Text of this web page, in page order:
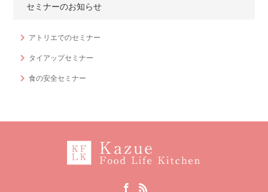
セミナーのお知らせ
アトリエでのセミナー
タイアップセミナー
食の安全セミナー